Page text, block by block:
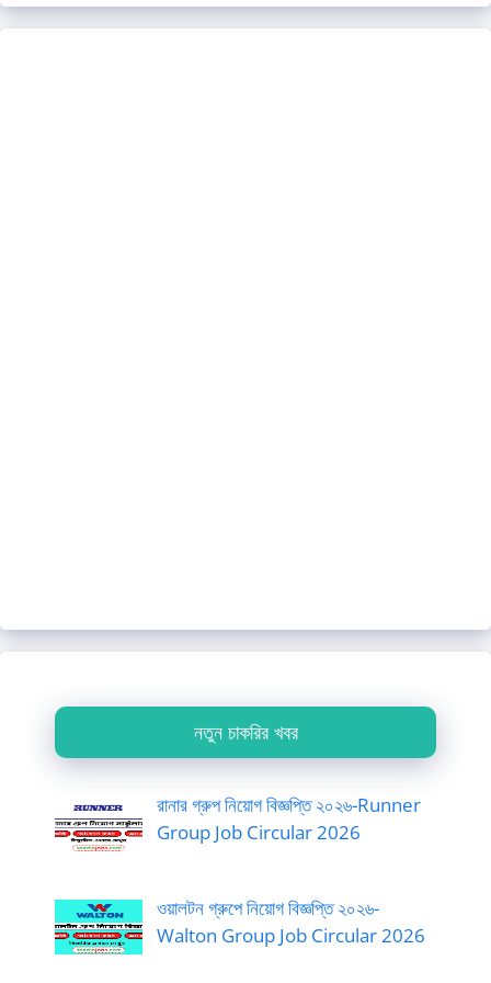
নতুন চাকরির খবর
রানার গ্রুপ নিয়োগ বিজ্ঞপ্তি ২০২৬-Runner
Group Job Circular 2026
ওয়ালটন গ্রুপে নিয়োগ বিজ্ঞপ্তি ২০২৬-
Walton Group Job Circular 2026